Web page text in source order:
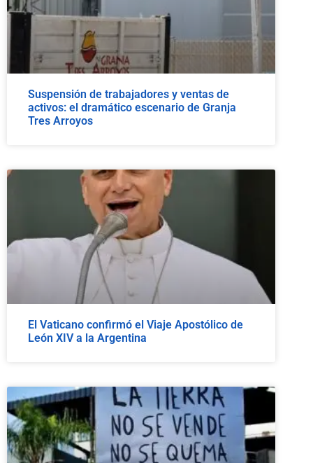
Suspensión de trabajadores y ventas de
activos: el dramático escenario de Granja
Tres Arroyos
El Vaticano confirmó el Viaje Apostólico de
León XIV a la Argentina